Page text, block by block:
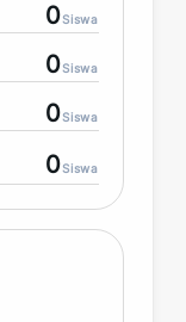
0Siswa
0Siswa
0Siswa
0Siswa